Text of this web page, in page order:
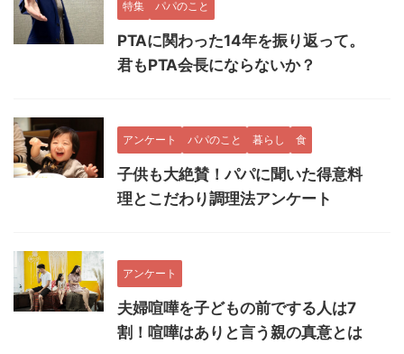
特集 パパのこと
PTAに関わった14年を振り返って。
君もPTA会長にならないか？
アンケート パパのこと 暮らし 食
子供も大絶賛！パパに聞いた得意料
理とこだわり調理法アンケート
アンケート
夫婦喧嘩を子どもの前でする人は7
割！喧嘩はありと言う親の真意とは